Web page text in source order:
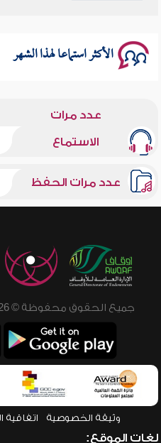
الأكثر استماعا لهذا الشهر
عدد مرات
الاستماع
عدد مرات الحفظ
جميع الحقوق محفوظة © 2026 - 1998 لشبكة إسلام ويب
وثيقة الخصوصية اتفاقية
لغات الموقع: